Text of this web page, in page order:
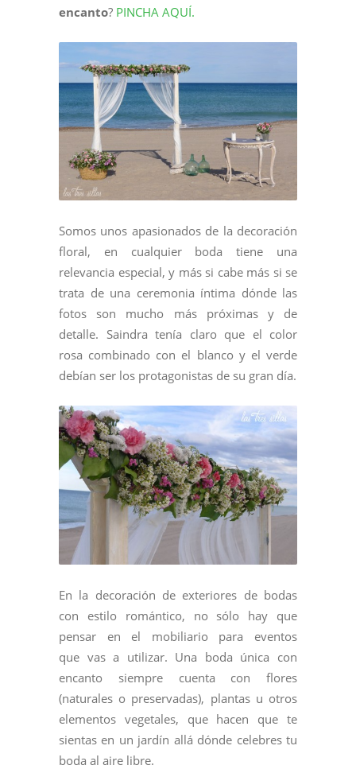
encanto? PINCHA AQUÍ.
Somos unos apasionados de la decoración
floral, en cualquier boda tiene una
relevancia especial, y más si cabe más si se
trata de una ceremonia íntima dónde las
fotos son mucho más próximas y de
detalle. Saindra tenía claro que el color
rosa combinado con el blanco y el verde
debían ser los protagonistas de su gran día.
En la decoración de exteriores de bodas
con estilo romántico, no sólo hay que
pensar en el mobiliario para eventos
que vas a utilizar. Una boda única con
encanto siempre cuenta con flores
(naturales o preservadas), plantas u otros
elementos vegetales, que hacen que te
sientas en un jardín allá dónde celebres tu
boda al aire libre.